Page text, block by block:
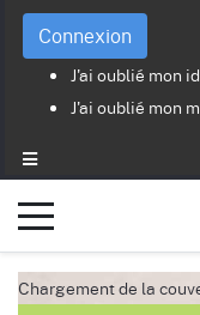
Connexion
J'ai oublié mon
J'ai oublié mon
Chargement de la